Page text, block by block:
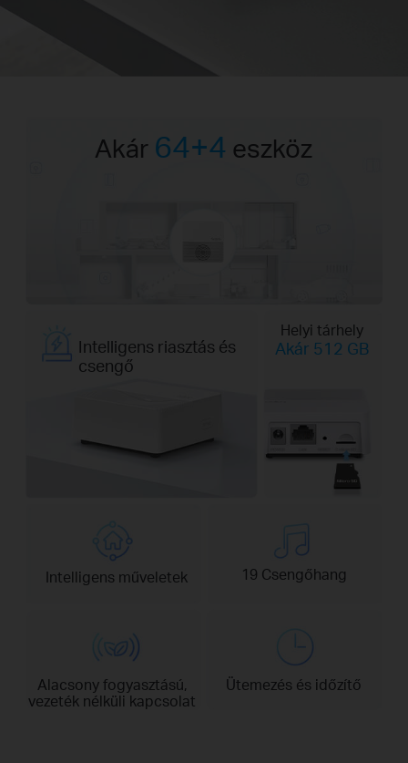
Akár 64+4 eszköz
Intelligens riasztás és
csengő
Helyi tárhely
Akár 512 GB
Intelligens műveletek 19 Csengőhang
Alacsony fogyasztású,
vezeték nélküli kapcsolat
Ütemezés és időzítő